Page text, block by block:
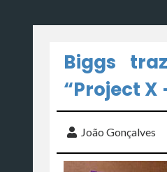
Biggs
“Project X
João Gonçalves